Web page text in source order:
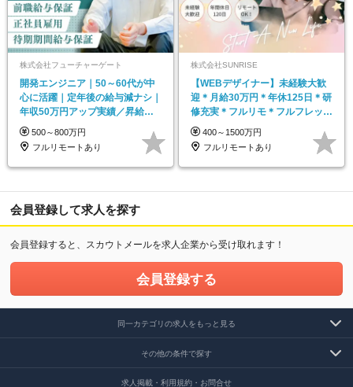
株式会社フューチャーゲート
開発エンジニア｜50～60代が中
心に活躍｜定年後の給与減ナシ｜
年収50万円アップ実績／昇給率
92％（直近3年）
500～800万円
フルリモートあり
株式会社SUNRISE
【WEBデザイナー】未経験大歓
迎＊月給30万円＊年休125日＊研
修充実＊フルリモ＊フルフレック
ス＊
400～1500万円
フルリモートあり
会員登録して求人を探す
会員登録すると、スカウトメールを求人企業から受け取れます！
会員登録する
同一カテゴリの求人をもっと見る
その他の条件で探す
求人掲載・利用規約・お問合せ